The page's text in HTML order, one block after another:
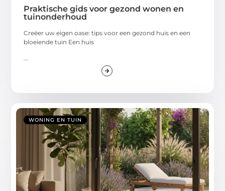
Praktische gids voor gezond wonen en
tuinonderhoud
Creëer uw eigen oase: tips voor een gezond huis en een
bloeiende tuin Een huis
...
WONING EN TUIN